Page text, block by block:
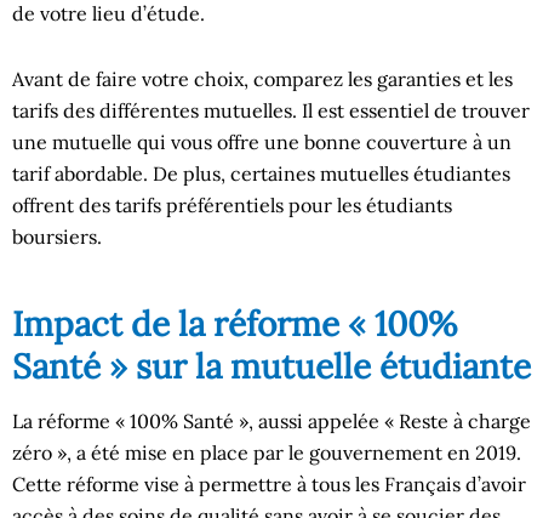
de votre lieu d’étude.
Avant de faire votre choix, comparez les garanties et les
tarifs des différentes mutuelles. Il est essentiel de trouver
une mutuelle qui vous offre une bonne couverture à un
tarif abordable. De plus, certaines mutuelles étudiantes
offrent des tarifs préférentiels pour les étudiants
boursiers.
Impact de la réforme « 100%
Santé » sur la mutuelle étudiante
La réforme « 100% Santé », aussi appelée « Reste à charge
zéro », a été mise en place par le gouvernement en 2019.
Cette réforme vise à permettre à tous les Français d’avoir